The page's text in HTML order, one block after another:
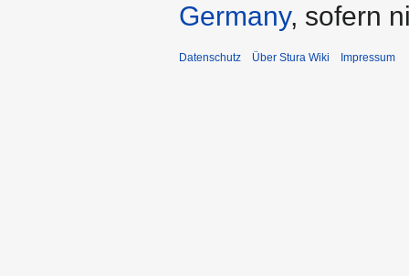
Germany, sofern
Datenschutz Über Stura Wiki Impressum